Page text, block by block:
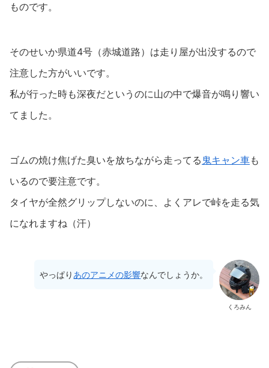
ものです。
そのせいか県道4号（赤城道路）は走り屋が出没するので
注意した方がいいです。
私が行った時も深夜だというのに山の中で爆音が鳴り響い
てました。
ゴムの焼け焦げた臭いを放ちながら走ってる 鬼キャン車も
いるので要注意です。
タイヤが全然グリップしないのに、よくアレで峠を走る気
になれますね（汗）
くろみん
やっぱり あのアニメの影響なんでしょうか。